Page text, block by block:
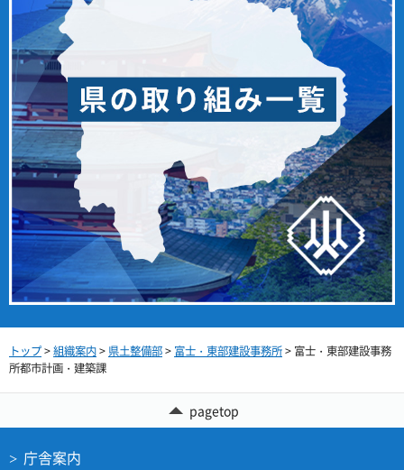
トップ>組織案内> 県土整備部> 富士・東部建設事務所> 富士・東部建設事務
所都市計画・建築課
pagetop
庁舎案内